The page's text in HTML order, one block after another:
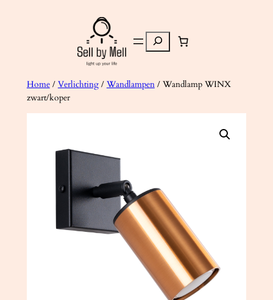
Zoeken
Home/ Verlichting/ Wandlampen/ Wandlamp WINX
zwart/koper